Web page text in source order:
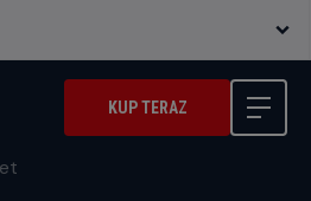
KUP TERAZ